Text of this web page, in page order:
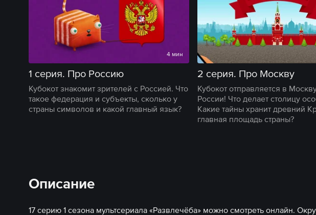
4 мин
1 серия. Про Россию
Кубокот знакомит зрителей с Россией. Что
такое федерация и субъекты, сколько у
страны символов и какой главный язык?
2 серия. Про Москву
Кубокот отправляется в
России! Что делает столицу
Какие тайны хранит древний
главная площадь страны?
Описание
17 серию 1 сезона мультсериала «Развлечёба» можно смотреть онлайн.